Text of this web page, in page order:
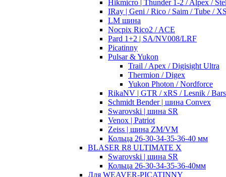
Hikmicro | Thunder 1-2 / Alpex /
IRay | Geni / Rico / Saim / Tube /
LM шина
Nocpix Rico2 / ACE
Pard 1+2 | SA/NV008/LRF
Picatinny
Pulsar & Yukon
Trail / Apex / Digisight Ultra
Thermion / Digex
Yukon Photon / Nordforce
RikaNV | GTR / xRS / Lesnik /
Schmidt Bender | шина Convex
Swarovski | шина SR
Venox | Patriot
Zeiss | шина ZM/VM
Кольца 26-30-34-35-36-40 мм
BLASER R8 ULTIMATE X
Swarovski | шина SR
Кольца 26-30-34-35-36-40мм
Для WEAVER-PICATINNY